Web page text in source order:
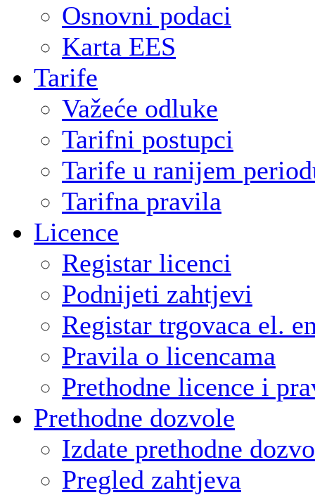
Osnovni podaci
Karta EES
Tarife
Važeće odluke
Tarifni postupci
Tarife u ranijem
Tarifna pravila
Licence
Registar licenci
Podnijeti zahtjevi
Registar trgovaca el.
Pravila o licencama
Prethodne licence i
Prethodne dozvole
Izdate prethodne
Pregled zahtjeva